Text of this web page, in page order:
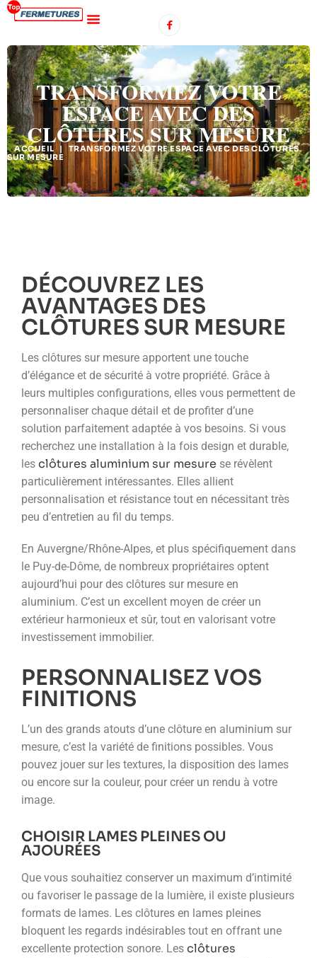
TRANSFORMEZ VOTRE
ESPACE AVEC DES
CLÔTURES SUR MESURE
ACCUEIL |
TRANSFORMEZ VOTRE ESPACE AVEC DES CLÔTURES
SUR MESURE
DÉCOUVREZ LES
AVANTAGES DES
CLÔTURES SUR MESURE
Les clôtures sur mesure apportent une touche
d’élégance et de sécurité à votre propriété. Grâce à
leurs multiples configurations, elles vous permettent de
personnaliser chaque détail et de profiter d’une
solution parfaitement adaptée à vos besoins. Si vous
recherchez une installation à la fois design et durable,
les clôtures aluminium sur mesure se révèlent
particulièrement intéressantes. Elles allient
personnalisation et résistance tout en nécessitant très
peu d’entretien au fil du temps.
En Auvergne/Rhône-Alpes, et plus spécifiquement dans
le Puy-de-Dôme, de nombreux propriétaires optent
aujourd’hui pour des clôtures sur mesure en
aluminium. C’est un excellent moyen de créer un
extérieur harmonieux et sûr, tout en valorisant votre
investissement immobilier.
PERSONNALISEZ VOS
FINITIONS
L’un des grands atouts d’une clôture en aluminium sur
mesure, c’est la variété de finitions possibles. Vous
pouvez jouer sur les textures, la disposition des lames
ou encore sur la couleur, pour créer un rendu à votre
image.
CHOISIR LAMES PLEINES OU
AJOURÉES
Que vous souhaitiez conserver un maximum d’intimité
ou favoriser le passage de la lumière, il existe plusieurs
formats de lames. Les clôtures en lames pleines
bloquent les regards indésirables tout en offrant une
excellente protection sonore. Les clôtures